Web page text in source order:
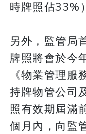
時牌照佔33%
另外，監管局
牌照將會於今
《物業管理服
持牌物管公司
照有效期屆滿
個月內，向監